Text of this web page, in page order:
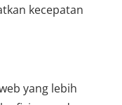
kecepatan
yang lebih